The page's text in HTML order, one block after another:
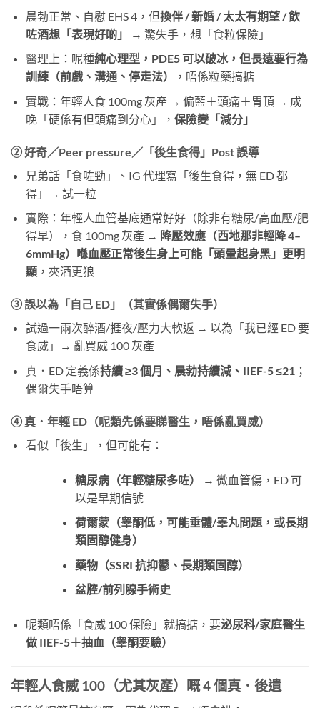
晨勃正常、自慰 EHS 4，但換伴 / 新婚 / 太太有期望 / 飲
咗酒想「表現好啲」
​ → 驚失手，想「食粒保險」
醫理上：呢種純心理型，PDE5 可以破冰，但長遠要行為
訓練（前戲、溝通、停走法）
，唔係粒藥搞掂
實戰：年輕人食 100mg 灰產 → 偏藍＋頭痛＋胃頂 → 成
晚「硬係有但頭痛到分心」， 保險變「減分」
② 好奇／Peer pressure／「後生食得」Post 誤導
兄弟話「食咗勁」、IG 代理寫「後生食得，無 ED 都
得」→ 試一粒
實際：年輕人血管基底通常好好（除非有糖尿/高血壓/肥
得早），食 100mg 灰產 → 降壓效應（西地那非輕降 4–
6mmHg）喺血壓正常後生身上可能「頭暈起身黑」更明
顯，夾酒更狼
③ 誤以為「自己 ED」（其實係偶爾失手）
試過一兩次醉酒/捱夜/壓力大軟返 → 以為「我已經 ED 要
食威」→ 亂買威 100 灰產
真．ED 定義係持續 ≥3 個月、晨勃持續減、IIEF-5 ≤21 ；
偶爾失手唔算
④ 真．年輕 ED（呢類先係要睇醫生，唔係亂買威）
看似「後生」，但可能有：
糖尿病（年輕糖尿多咗）
​ → 微血管傷，ED 可
以是早期信號
荷爾蒙（睾酮低，可能垂體/睪丸問題，或長期
類固醇健身）
藥物（SSRI 抗抑鬱、長期類固醇）
盆腔/前列腺手術史
呢類唔係「食威 100 保險」就搞掂，要泌尿科/家庭醫生
做 IIEF-5＋抽血（睾酮要驗）
年輕人食威 100（尤其灰產）嘅 4 個真．後遺